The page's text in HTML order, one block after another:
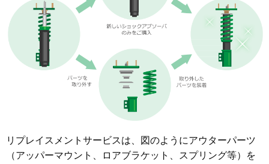
リプレイスメントサービスは、図のようにアウターパーツ
（アッパーマウント、ロアブラケット、スプリング等）を